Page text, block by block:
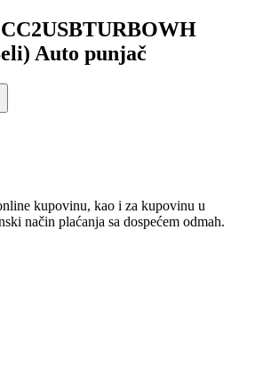
Auto punjač
kupovinu, kao i za kupovinu u
način plaćanja sa dospećem odmah.